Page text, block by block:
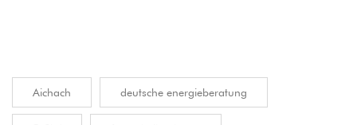
Aichach deutsche energieberatung